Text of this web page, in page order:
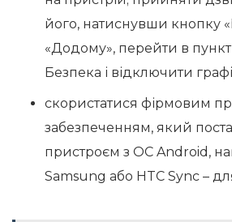
його, натиснувши кнопку
«Додому», перейти в
Безпека і відключити
скористатися фірмовим
забезпеченням, який
пристроєм з OC Android,
Samsung або HTC Sync –